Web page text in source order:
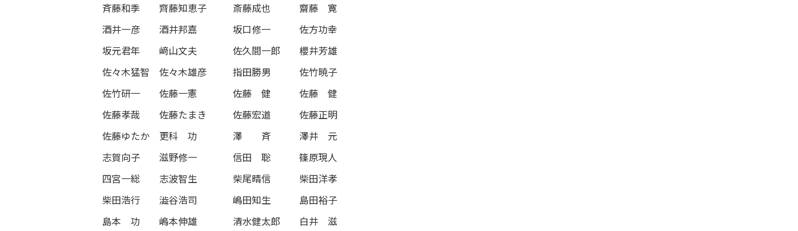
斉藤和季
齊藤知恵子 斎藤成也
齋藤 寛
酒井一彦
酒井邦嘉 坂口修一
佐方功幸
坂元君年
﨑山文夫 佐久間一郎
櫻井芳雄
佐々木猛智
佐々木雄彦 指田勝男
佐竹暁子
佐竹研一
佐藤一憲 佐藤 健
佐藤 健
佐藤孝哉
佐藤たまき 佐藤宏道
佐藤正明
佐藤ゆたか
更科 功 澤 斉
澤井 元
志賀向子
滋野修一 信田 聡
篠原現人
四宮一総
志波智生 柴尾晴信
柴田洋孝
柴田浩行
澁谷浩司 嶋田知生
島田裕子
島本 功
嶋本伸雄 清水健太郎
白井 滋